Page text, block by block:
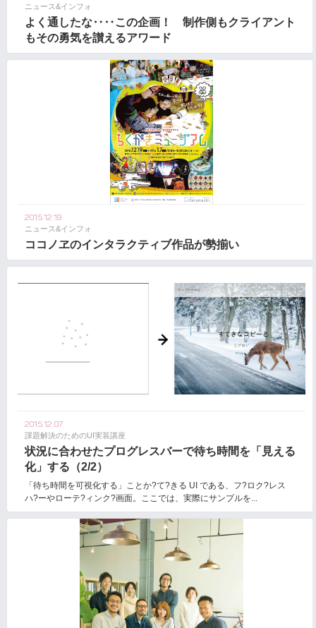
ニュース&インフォ
よく通したな‥‥この企画！ 制作側もクライアント
もその勇気を讃えるアワード
2015.12.19
ニュース&インフォ
ココノヱのインタラクティブ作品が勢揃い
2015.12.07
課題解決のためのUI実装講座
状況に合わせたプログレスバーで待ち時間を「見える
化」する（2/2）
「待ち時間を可視化する」ことか?て?きる UI である、フ?ロク?レス
ハ?ーやローテ?ィンク?画面。ここでは、実際にサンプルを...